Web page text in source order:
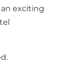
an exciting